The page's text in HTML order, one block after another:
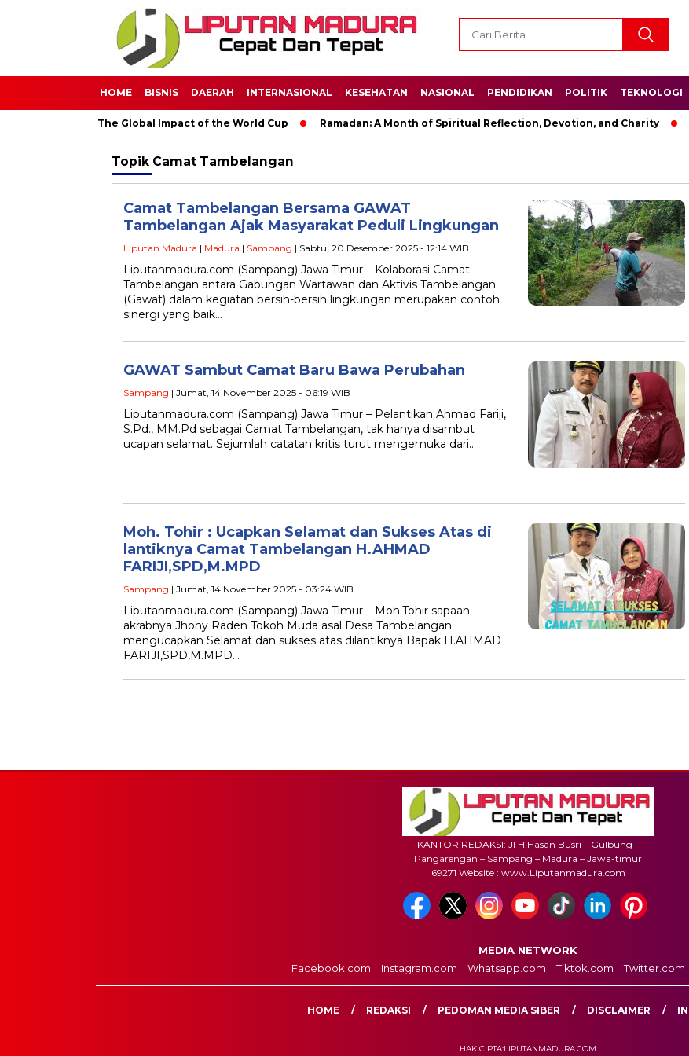
HOME BISNIS DAERAH INTERNASIONAL KESEHATAN NASIONAL PENDIDIKAN POLITIK TEKNOLOGI
Soccer: The Global Impact of the World Cup Ramadan: A Month of Spiritual Reflection, Devotion, and Charity
Topik Camat Tambelangan
Camat Tambelangan Bersama GAWAT
Tambelangan Ajak Masyarakat Peduli Lingkungan
Liputan Madura | Madura | Sampang | Sabtu, 20 Desember 2025 - 12:14 WIB
Liputanmadura.com (Sampang) Jawa Timur – Kolaborasi Camat
Tambelangan antara Gabungan Wartawan dan Aktivis Tambelangan
(Gawat) dalam kegiatan bersih-bersih lingkungan merupakan contoh
sinergi yang baik…
GAWAT Sambut Camat Baru Bawa Perubahan
Sampang | Jumat, 14 November 2025 - 06:19 WIB
Liputanmadura.com (Sampang) Jawa Timur – Pelantikan Ahmad Fariji,
S.Pd., MM.Pd sebagai Camat Tambelangan, tak hanya disambut
ucapan selamat. Sejumlah catatan kritis turut mengemuka dari…
Moh. Tohir : Ucapkan Selamat dan Sukses Atas di
lantiknya Camat Tambelangan H.AHMAD
FARIJI,SPD,M.MPD
Sampang | Jumat, 14 November 2025 - 03:24 WIB
Liputanmadura.com (Sampang) Jawa Timur – Moh.Tohir sapaan
akrabnya Jhony Raden Tokoh Muda asal Desa Tambelangan
mengucapkan Selamat dan sukses atas dilantiknya Bapak H.AHMAD
FARIJI,SPD,M.MPD…
KANTOR REDAKSI: Jl H.Hasan Busri – Gulbung –
Pangarengan – Sampang – Madura – Jawa-timur
69271 Website : www.Liputanmadura.com
MEDIA NETWORK
Facebook.com
Instagram.com Whatsapp.com Tiktok.com Twitter.com
HOME REDAKSI PEDOMAN MEDIA SIBER DISCLAIMER
HAK CIPTA:LIPUTANMADURA.COM